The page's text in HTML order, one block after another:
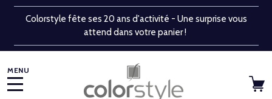
Colorstyle fête ses 20 ans d'activité - Une surprise vous
attend dans votre panier !